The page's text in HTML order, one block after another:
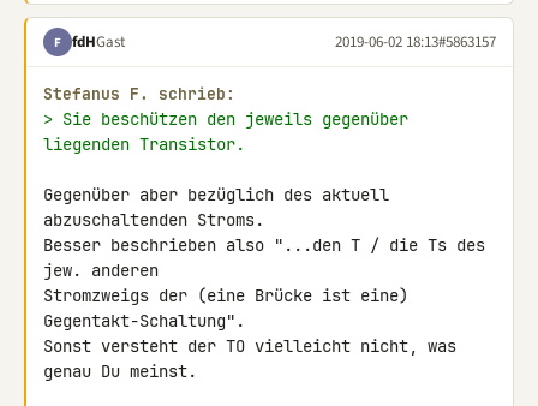
F fdHGast 2019-06-02 18:13#5863157
Stefanus F. schrieb:
> Sie beschützen den jeweils gegenüber
liegenden Transistor.
Gegenüber aber bezüglich des aktuell
abzuschaltenden Stroms.
Besser beschrieben also "...den T / die Ts des
jew. anderen
Stromzweigs der (eine Brücke ist eine)
Gegentakt-Schaltung".
Sonst versteht der TO vielleicht nicht, was
genau Du meinst.